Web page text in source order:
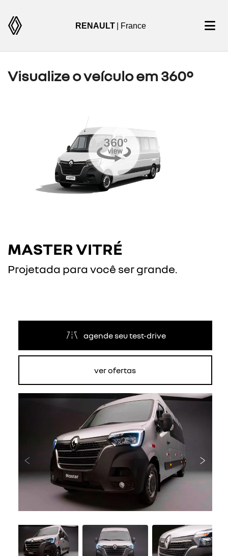
RENAULT | France
Visualize o veículo em 360°
MASTER VITRÉ
Projetada para você ser grande.
agende seu test-drive
ver ofertas
Anterior